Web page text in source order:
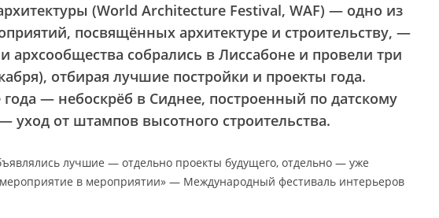
(World Architecture Festival, WAF) — одно из
посвящённых архитектуре и строительству, —
архсообщества собрались в Лиссабоне и провели три
отбирая лучшие постройки и проекты года.
— небоскрёб в Сиднее, построенный по датскому
уход от штампов высотного строительства.
лучшие — отдельно проекты будущего, отдельно — уже
в мероприятии» — Международный фестиваль интерьеров